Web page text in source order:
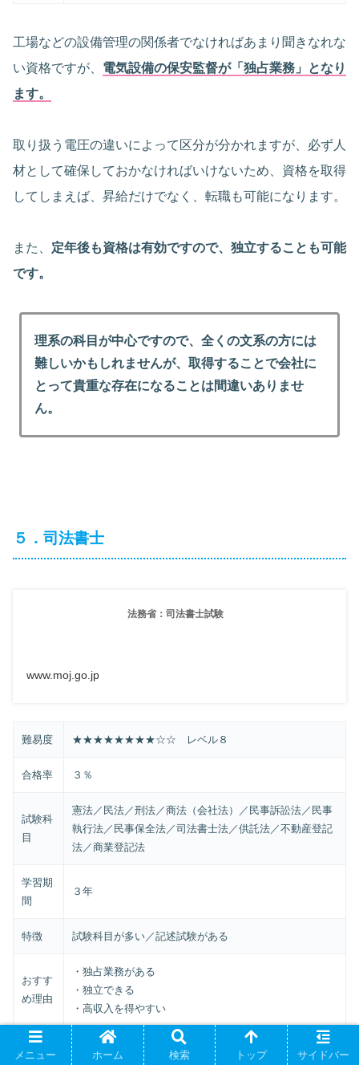
工場などの設備管理の関係者でなければあまり聞きなれな
い資格ですが、 電気設備の保安監督が「独占業務」となり
ます。
取り扱う電圧の違いによって区分が分かれますが、必ず人
材として確保しておかなければいけないため、資格を取得
してしまえば、昇給だけでなく、転職も可能になります。
また、 定年後も資格は有効ですので、独立することも可能
です。
理系の科目が中心ですので、全くの文系の方には
難しいかもしれませんが、取得することで会社に
とって貴重な存在になることは間違いありませ
ん。
５．司法書士
法務省：司法書士試験
www.moj.go.jp
難易度 ★★★★★★★★☆☆ レベル８
合格率 ３％
試験科
目
憲法／民法／刑法／商法（会社法）／民事訴訟法／民事
執行法／民事保全法／司法書士法／供託法／不動産登記
法／商業登記法
学習期
間
３年
特徴 試験科目が多い／記述試験がある
おすす
め理由
・独占業務がある
・独立できる
・高収入を得やすい
伊藤塾
メニュー ホーム 検索 トップ サイドバー